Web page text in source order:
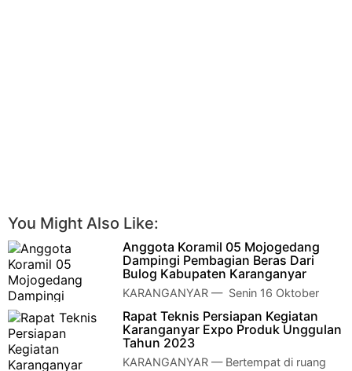
You Might Also Like:
Anggota Koramil 05 Mojogedang
Dampingi Pembagian Beras Dari
Bulog Kabupaten Karanganyar
KARANGANYAR — Senin 16 Oktober
2023, Koptu Ristio Pramono anggota
Koramil 05/Mojogedang melaksanakan pendampingan pemba…
Rapat Teknis Persiapan Kegiatan
Karanganyar Expo Produk Unggulan
Tahun 2023
KARANGANYAR — Bertempat di ruang